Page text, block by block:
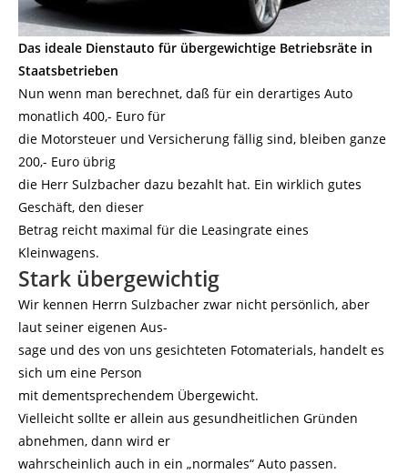
Das ideale Dienstauto für übergewichtige Betriebsräte in
Staatsbetrieben
Nun wenn man berechnet, daß für ein derartiges Auto
monatlich 400,- Euro für
die Motorsteuer und Versicherung fällig sind, bleiben ganze
200,- Euro übrig
die Herr Sulzbacher dazu bezahlt hat. Ein wirklich gutes
Geschäft, den dieser
Betrag reicht maximal für die Leasingrate eines
Kleinwagens.
Stark übergewichtig
Wir kennen Herrn Sulzbacher zwar nicht persönlich, aber
laut seiner eigenen Aus-
sage und des von uns gesichteten Fotomaterials, handelt es
sich um eine Person
mit dementsprechendem Übergewicht.
Vielleicht sollte er allein aus gesundheitlichen Gründen
abnehmen, dann wird er
wahrscheinlich auch in ein „normales“ Auto passen.